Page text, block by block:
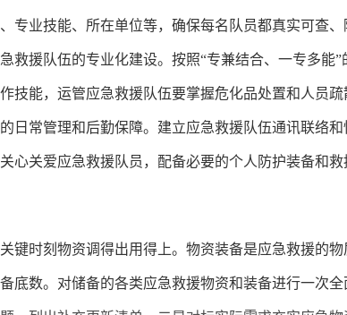
专业技能、所在单位等，确保每名队员都真实可查
救援队伍的专业化建设。按照“专兼结合、一专多能
技能，运管应急救援队伍要掌握危化品处置和人员
日常管理和后勤保障。建立应急救援队伍通讯联络
心关爱应急救援队员，配备必要的个人防护装备和
键时刻物资调得出用得上。物资装备是应急救援的
底数。对储备的各类应急救援物资和装备进行一次